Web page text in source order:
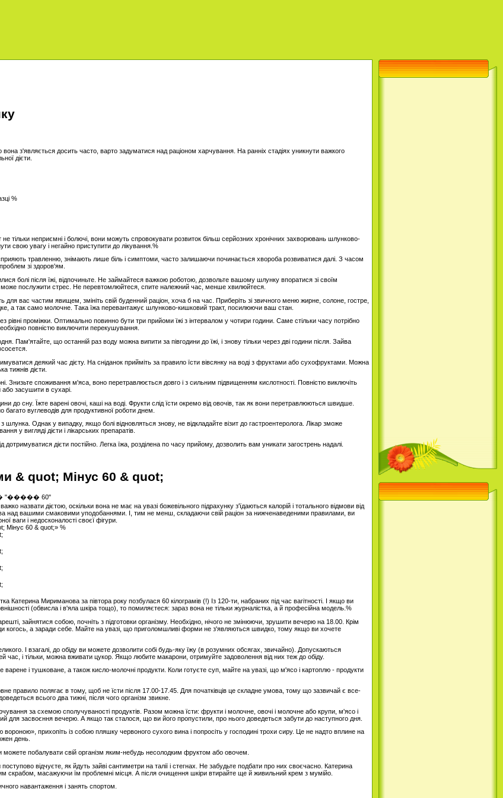
з'являється досить часто, варто задуматися над раціоном харчування. На ранніх стадіях уникнути важкого
дієти.
%
тільки неприємні і болючі, вони можуть спровокувати розвиток більш серйозних хронічних захворювань шлунково-
свою увагу і негайно приступити до лікування.%
сприяють травленню, знімають лише біль і симптоми, часто залишаючи починається хвороба розвиватися далі. З часом
зі здоров'ям.
болі після їжі, відпочиньте. Не займайтеся важкою роботою, дозвольте вашому шлунку впоратися зі своїм
послужити стрес. Не перевтомлюйтеся, спите належний час, менше хвилюйтеся.
для вас частим явищем, змініть свій буденний раціон, хоча б на час. Приберіть зі звичного меню жирне, солоне, гостре,
а так само молочне. Така їжа перевантажує шлунково-кишковий тракт, посилюючи ваш стан.
рівні проміжки. Оптимально повинно бути три прийоми їжі з інтервалом у чотири години. Саме стільки часу потрібно
повністю виключити перекушування.
Пам'ятайте, що останній раз воду можна випити за півгодини до їжі, і знову тільки через дві години після. Зайва
деякий час дієту. На сніданок прийміть за правило їсти вівсянку на воді з фруктами або сухофруктами. Можна
тижнів дієти.
Знизьте споживання м'яса, воно перетравлюється довго і з сильним підвищенням кислотності. Повністю виключіть
або засушити в сухарі.
до сну. Їжте варені овочі, каші на воді. Фрукти слід їсти окремо від овочів, так як вони перетравлюються швидше.
багато вуглеводів для продуктивної роботи днем.
шлунка. Однак у випадку, якщо болі відновляться знову, не відкладайте візит до гастроентеролога. Лікар зможе
у вигляді дієти і лікарських препаратів.
дієти постійно. Легка їжа, розділена по часу прийому, дозволить вам уникати загострень надалі.
& quot; Мінус 60 & quot;
назвати дієтою, оскільки вона не має на увазі божевільного підрахунку з'їдаються калорій і тотального відмови від
над вашими смаковими уподобаннями. І, тим не менш, складаючи свій раціон за нижченаведеними правилами, ви
ваги і недосконалості своєї фігури.
Мінус 60 & quot;» %
Катерина Мириманова за півтора року позбулася 60 кілограмів (!) Із 120-ти, набраних під час вагітності. І якщо ви
(обвисла і в'яла шкіра тощо), то помиляєтеся: зараз вона не тільки журналістка, а й професійна модель.%
зайнятися собою, почніть з підготовки організму. Необхідно, нічого не змінюючи, зрушити вечерю на 18.00. Крім
когось, а заради себе. Майте на увазі, що приголомшливі форми не з'являються швидко, тому якщо ви хочете
І взагалі, до обіду ви можете дозволити собі будь-яку їжу (в розумних обсягах, звичайно). Допускаються
час, і тільки, можна вживати цукор. Якщо любите макарони, отримуйте задоволення від них теж до обіду.
і тушковане, а також кисло-молочні продукти. Коли готуєте суп, майте на увазі, що м'ясо і картоплю - продукти
правило полягає в тому, щоб не їсти після 17.00-17.45. Для початківців це складне умова, тому що зазвичай є все-
всього два тижні, після чого організм звикне.
за схемою сполучуваності продуктів. Разом можна їсти: фрукти і молочне, овочі і молочне або крупи, м'ясо і
для засвоєння вечерю. А якщо так сталося, що ви його пропустили, про нього доведеться забути до наступного дня.
прихопіть із собою пляшку червоного сухого вина і попросіть у господині трохи сиру. Це не надто вплине на
день.
побалувати свій організм яким-небудь несолодким фруктом або овочем.
відчуєте, як йдуть зайві сантиметри на талії і стегнах. Не забудьте подбати про них своєчасно. Катерина
скрабом, масажуючи їм проблемні місця. А після очищення шкіри втирайте ще й живильний крем з мумійо.
навантаження і занять спортом.